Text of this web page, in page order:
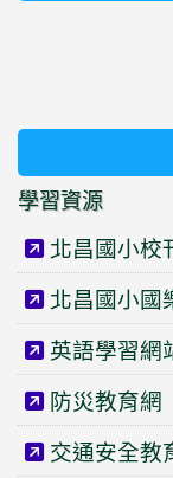
學習資源
北昌國小校
北昌國小國
英語學習網
防災教育網
交通安全教